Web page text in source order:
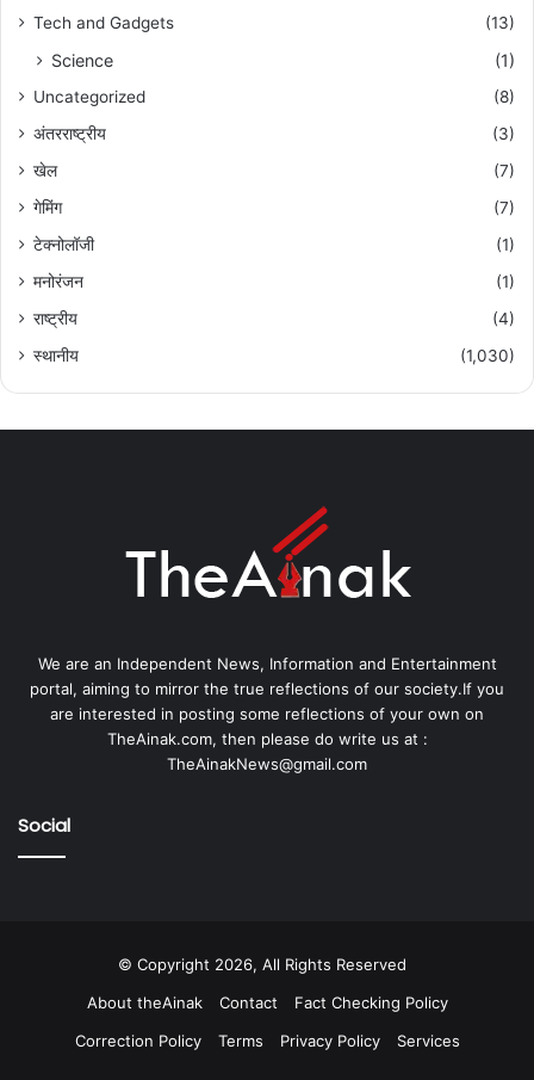
Tech and Gadgets
(13)
Science (1)
Uncategorized
(8)
अंतरराष्ट्रीय
(3)
खेल
(7)
गेमिंग
(7)
टेक्नोलॉजी
(1)
मनोरंजन
(1)
राष्ट्रीय
(4)
स्थानीय
(1,030)
We are an Independent News, Information and Entertainment
portal, aiming to mirror the true reflections of our society.If you
are interested in posting some reflections of your own on
TheAinak.com, then please do write us at :
TheAinakNews@gmail.com
Social
© Copyright 2026, All Rights Reserved
About theAinak
Contact
Fact Checking Policy
Correction Policy
Terms Privacy Policy Services